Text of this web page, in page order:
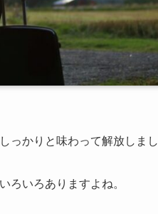
っかりと味わって解放しまし
ろいろありますよね。